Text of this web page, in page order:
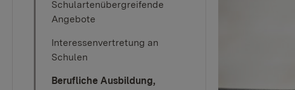
Schulartenübergreifende
Angebote
Interessenvertretung an
Schulen
Berufliche Ausbildung,